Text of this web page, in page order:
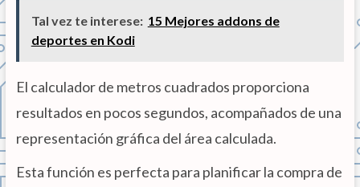
Tal vez te interese: 15 Mejores addons de
deportes en Kodi
El calculador de metros cuadrados proporciona
resultados en pocos segundos, acompañados de una
representación gráfica del área calculada.
Esta función es perfecta para planificar la compra de